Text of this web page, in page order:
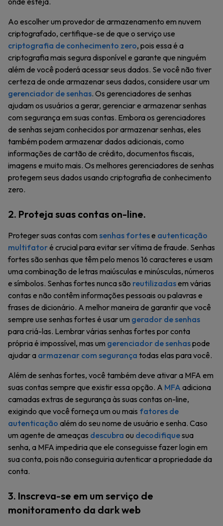
Ao escolher um provedor de armazenamento em nuvem
criptografado, certifique-se de que o serviço use
criptografia de conhecimento zero, pois essa é a
criptografia mais segura disponível e garante que ninguém
além de você poderá acessar seus dados. Se você não tiver
certeza de onde armazenar seus dados, considere usar um
gerenciador de senhas. Os gerenciadores de senhas
ajudam os usuários a gerar, gerenciar e armazenar senhas
com segurança em suas contas. Embora os gerenciadores
de senhas sejam conhecidos por armazenar senhas, eles
também podem armazenar dados adicionais, como
informações de cartão de crédito, documentos fiscais,
imagens e muito mais. Os melhores gerenciadores de senhas
protegem seus dados usando criptografia de conhecimento
zero.
2. Proteja suas contas on-line.
Proteger suas contas com senhas fortese autenticação
multifatoré crucial para evitar ser vítima de fraude. Senhas
fortes são senhas que têm pelo menos 16 caracteres e usam
uma combinação de letras maiúsculas e minúsculas, números
e símbolos. Senhas fortes nunca são reutilizadasem várias
contas e não contêm informações pessoais ou palavras e
frases de dicionário. A melhor maneira de garantir que você
sempre use senhas fortes é usar um gerador de senhas
para criá-las. Lembrar várias senhas fortes por conta
própria é impossível, mas um gerenciador de senhaspode
ajudar a armazenar com segurança todas elas para você.
Além de senhas fortes, você também deve ativar a MFA em
suas contas sempre que existir essa opção. A MFA adiciona
camadas extras de segurança às suas contas on-line,
exigindo que você forneça um ou mais fatores de
autenticação além do seu nome de usuário e senha. Caso
um agente de ameaças descubra ou decodifiquesua
senha, a MFA impediria que ele conseguisse fazer login em
sua conta, pois não conseguiria autenticar a propriedade da
conta.
3. Inscreva-se em um serviço de
monitoramento da dark web